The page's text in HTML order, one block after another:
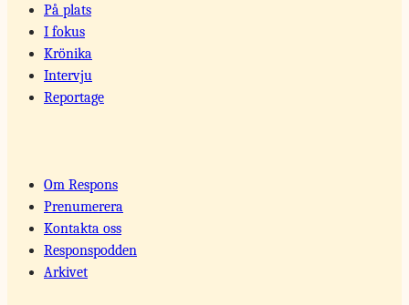
På plats
I fokus
Krönika
Intervju
Reportage
Om Respons
Prenumerera
Kontakta oss
Responspodden
Arkivet